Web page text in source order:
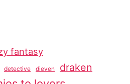
fantasy
detective dieven draken